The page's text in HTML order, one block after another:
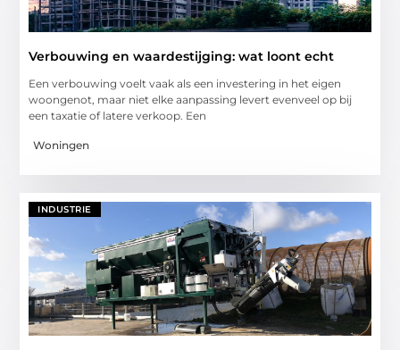
Verbouwing en waardestijging: wat loont echt
Een verbouwing voelt vaak als een investering in het eigen
woongenot, maar niet elke aanpassing levert evenveel op bij
een taxatie of latere verkoop. Een
Woningen
INDUSTRIE